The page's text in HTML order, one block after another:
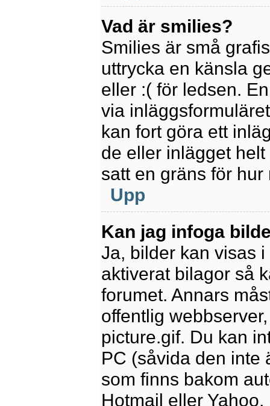
Vad är smilies?
Smilies är små
uttrycka en känsla
eller :( för ledsen.
via
kan fort göra ett
de eller inlägget
satt en gräns för
Upp
Kan jag infoga
Ja, bilder kan visas
aktiverat bilagor så
forumet. Annars
offentlig
picture.gif. Du kan
PC (såvida den inte
som finns bakom
Hotmail eller